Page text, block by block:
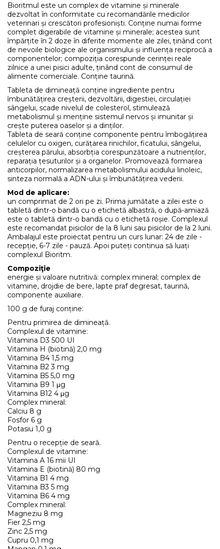
Bioritmul este un complex de vitamine și minerale
dezvoltat în conformitate cu recomandările medicilor
veterinari și crescători profesioniști. Conține numai forme
complet digerabile de vitamine și minerale; acestea sunt
împărțite în 2 doze în diferite momente ale zilei, ținând cont
de nevoile biologice ale organismului și influența reciprocă a
componentelor; compoziția corespunde cerinței reale
zilnice a unei pisici adulte, ținând cont de consumul de
alimente comerciale. Conține taurină.
Tableta de dimineață conține ingrediente pentru
îmbunătățirea creșterii, dezvoltării, digestiei, circulației
sângelui, scade nivelul de colesterol, stimulează
metabolismul și menține sistemul nervos și imunitar și
crește puterea oaselor și a dinților.
Tableta de seară conține componente pentru îmbogățirea
celulelor cu oxigen, curățarea rinichilor, ficatului, sângelui,
creșterea părului, absorbția corespunzătoare a nutrienților,
reparația țesuturilor și a organelor. Promovează formarea
anticorpilor, normalizarea metabolismului acidului linoleic,
sinteza normală a ADN-ului și îmbunătățirea vederii.
Mod de aplicare:
un comprimat de 2 ori pe zi. Prima jumătate a zilei este o
tabletă dintr-o bandă cu o etichetă albastră, o după-amiază
este o tabletă dintr-o bandă cu o etichetă roșie. Complexul
este recomandat pisicilor de la 8 luni sau pisicilor de la 2 luni.
Ambalajul este proiectat pentru un curs lunar: 24 de zile -
recepție, 6-7 zile - pauză. Apoi puteți continua să luați
complexul Bioritm.
Compoziţie
energie și valoare nutritivă: complex mineral; complex de
vitamine, drojdie de bere, lapte praf degresat, taurină,
componente auxiliare.
100 g de furaj conține:
Pentru primirea de dimineață.
Complexul de vitamine:
Vitamina D3 500 UI
Vitamina H (biotină) 2,0 mg
Vitamina B4 1,5 mg
Vitamina B2 3 mg
Vitamina B5 5,0 mg
Vitamina B9 1 μg
Vitamina B12 4 μg
Complex mineral:
Calciu 8 g
Fosfor 6 g
Potasiu 1,0 g
Pentru o recepție de seară.
Complexul de vitamine:
Vitamina A 16 mii UI
Vitamina E (biotină) 80 mg
Vitamina B1 4 mg
Vitamina B3 5 mg
Vitamina B6 4 mg
Complex mineral:
Magneziu 8 mg
Fier 2,5 mg
Zinc 2,5 mg
Cupru 0,1 mg